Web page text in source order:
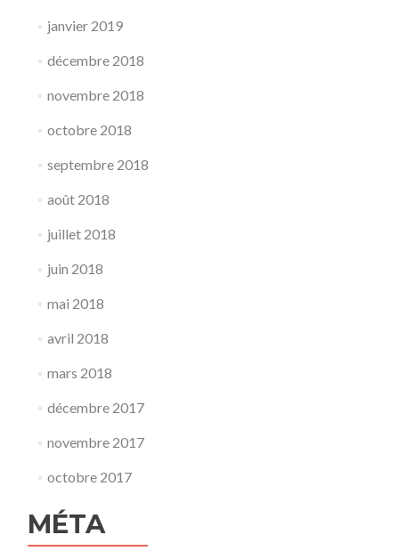
janvier 2019
décembre 2018
novembre 2018
octobre 2018
septembre 2018
août 2018
juillet 2018
juin 2018
mai 2018
avril 2018
mars 2018
décembre 2017
novembre 2017
octobre 2017
MÉTA